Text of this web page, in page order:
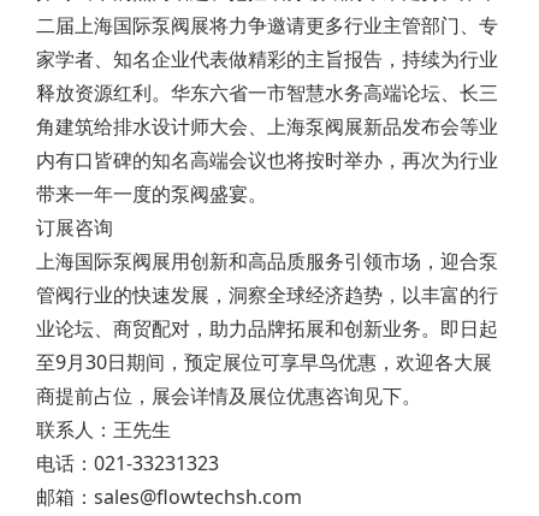
二届上海国际泵阀展将力争邀请更多行业主管部门、专
家学者、知名企业代表做精彩的主旨报告，持续为行业
释放资源红利。华东六省一市智慧水务高端论坛、长三
角建筑给排水设计师大会、上海泵阀展新品发布会等业
内有口皆碑的知名高端会议也将按时举办，再次为行业
带来一年一度的泵阀盛宴。
订展咨询
上海国际泵阀展用创新和高品质服务引领市场，迎合泵
管阀行业的快速发展，洞察全球经济趋势，以丰富的行
业论坛、商贸配对，助力品牌拓展和创新业务。即日起
至9月30日期间，预定展位可享早鸟优惠，欢迎各大展
商提前占位，展会详情及展位优惠咨询见下。
联系人：王先生
电话：021-33231323
邮箱：sales@flowtechsh.com